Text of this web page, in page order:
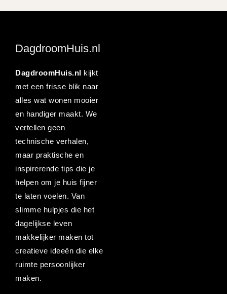
DagdroomHuis.nl
DagdroomHuis.nl kijkt
met een frisse blik naar
alles wat wonen mooier
en handiger maakt. We
vertellen geen
technische verhalen,
maar praktische en
inspirerende tips die je
helpen om je huis fijner
te laten voelen. Van
slimme hulpjes die het
dagelijkse leven
makkelijker maken tot
creatieve ideeën die elke
ruimte persoonlijker
maken.